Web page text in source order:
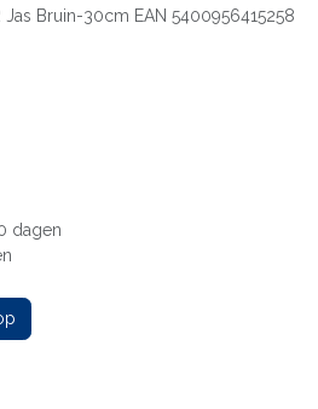
Jas Bruin-30cm EAN 5400956415258
dagen